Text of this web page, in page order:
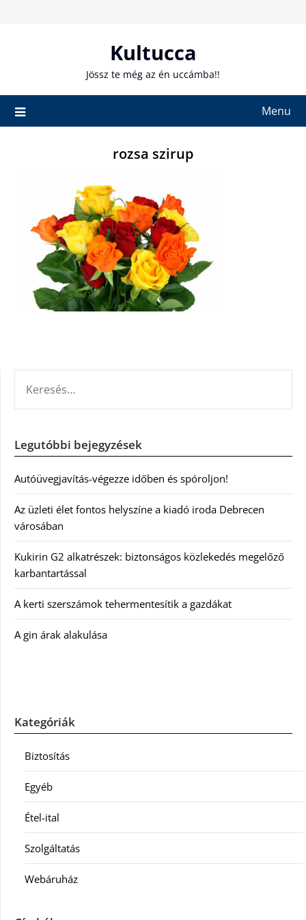
Kultucca
Jössz te még az én uccámba!!
Menu
rozsa szirup
Legutóbbi bejegyzések
Autóüvegjavítás-végezze időben és spóroljon!
Az üzleti élet fontos helyszíne a kiadó iroda Debrecen
városában
Kukirin G2 alkatrészek: biztonságos közlekedés megelőző
karbantartással
A kerti szerszámok tehermentesítik a gazdákat
A gin árak alakulása
Kategóriák
Biztosítás
Egyéb
Étel-ital
Szolgáltatás
Webáruház